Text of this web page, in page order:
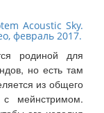
Acoustic Sky.
февраль 2017.
родиной для
но есть там
из общего
мейнстримом.